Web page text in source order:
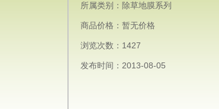
所属类别：除草地膜系列
商品价格：暂无价格
浏览次数：1427
发布时间：2013-08-05